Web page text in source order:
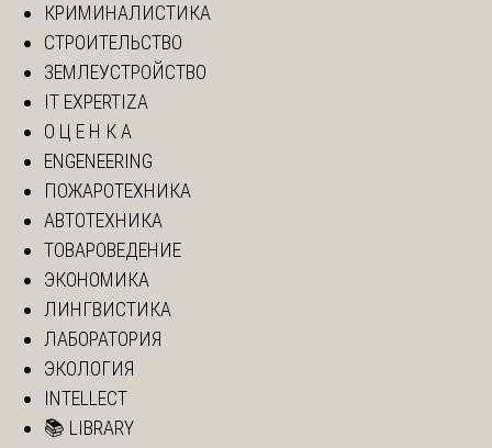
КРИМИНАЛИСТИКА
СТРОИТЕЛЬСТВО
ЗЕМЛЕУСТРОЙСТВО
IT EXPERTIZA
О Ц Е Н К А
ENGENEERING
ПОЖАРОТЕХНИКА
АВТОТЕХНИКА
ТОВАРОВЕДЕНИЕ
ЭКОНОМИКА
ЛИНГВИСТИКА
ЛАБОРАТОРИЯ
ЭКОЛОГИЯ
INTELLECT
📚 LIBRARY